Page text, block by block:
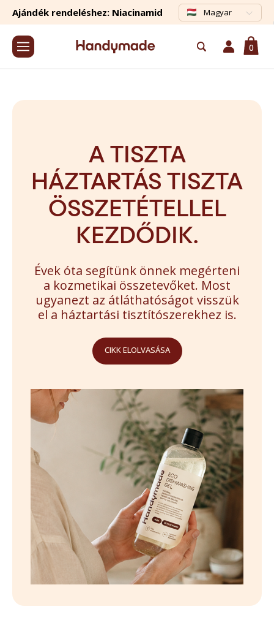
Ajándék rendeléshez: Niacinamid Magyar
0
A TISZTA
HÁZTARTÁS TISZTA
ÖSSZETÉTELLEL
KEZDŐDIK.
Évek óta segítünk önnek megérteni
a kozmetikai összetevőket. Most
ugyanezt az átláthatóságot visszük
el a háztartási tisztítószerekhez is.
CIKK ELOLVASÁSA